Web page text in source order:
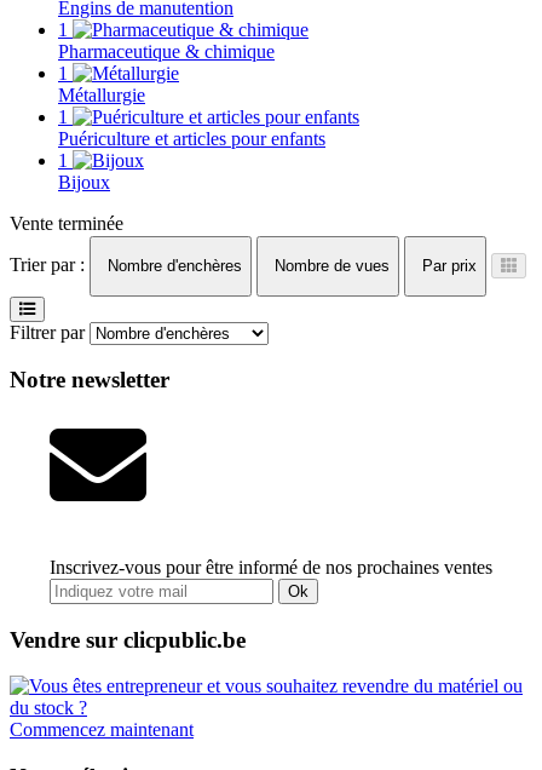
Engins de manutention
1
Pharmaceutique & chimique
1
Métallurgie
1
Puériculture et articles pour enfants
1
Bijoux
Vente terminée
Trier par :
Nombre d'enchères Nombre de vues Par prix
Filtrer par
Notre newsletter
Inscrivez-vous pour être informé de nos prochaines ventes
Ok
Vendre sur clicpublic.be
Commencez maintenant